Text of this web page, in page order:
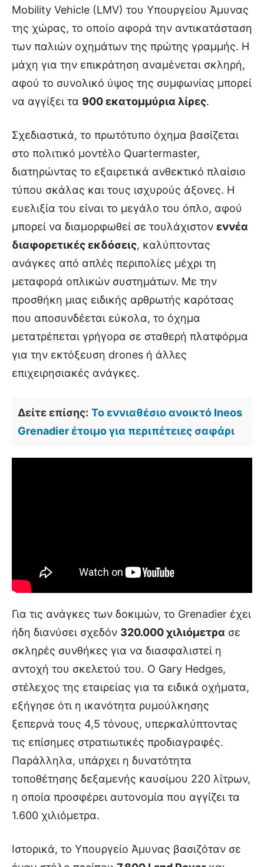
Mobility Vehicle (LMV) του Υπουργείου Άμυνας
της χώρας, το οποίο αφορά την αντικατάσταση
των παλιών οχημάτων της πρώτης γραμμής. Η
μάχη για την επικράτηση αναμένεται σκληρή,
αφού το συνολικό ύψος της συμφωνίας μπορεί
να αγγίξει τα 900 εκατομμύρια λίρες.
Σχεδιαστικά, το πρωτότυπο όχημα βασίζεται
στο πολιτικό μοντέλο Quartermaster,
διατηρώντας το εξαιρετικά ανθεκτικό πλαίσιο
τύπου σκάλας και τους ισχυρούς άξονες. Η
ευελιξία του είναι το μεγάλο του όπλο, αφού
μπορεί να διαμορφωθεί σε τουλάχιστον εννέα
διαφορετικές εκδόσεις, καλύπτοντας
ανάγκες από απλές περιπολίες μέχρι τη
μεταφορά οπλικών συστημάτων. Με την
προσθήκη μιας ειδικής αρθρωτής καρότσας
που αποσυνδέεται εύκολα, το όχημα
μετατρέπεται γρήγορα σε σταθερή πλατφόρμα
για την εκτόξευση drones ή άλλες
επιχειρησιακές ανάγκες.
Δείτε επίσης: Το εννιαθέσιο ανοικτό Ineos
Grenadier έτοιμο για περιπέτειες σαφάρι
Για τις ανάγκες των δοκιμών, το Grenadier έχει
ήδη διανύσει σχεδόν 320.000 χιλιόμετρα σε
σκληρές συνθήκες για να διασφαλιστεί η
αντοχή του σκελετού του. Ο Gary Hedges,
στέλεχος της εταιρείας για τα ειδικά οχήματα,
εξήγησε ότι η ικανότητα ρυμούλκησης
ξεπερνά τους 4,5 τόνους, υπερκαλύπτοντας
τις επίσημες στρατιωτικές προδιαγραφές.
Παράλληλα, υπάρχει η δυνατότητα
τοποθέτησης δεξαμενής καυσίμου 220 λίτρων,
η οποία προσφέρει αυτονομία που αγγίζει τα
1.600 χιλιόμετρα.
Ιστορικά, το Υπουργείο Άμυνας βασιζόταν σε